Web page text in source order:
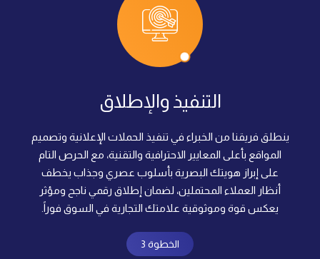
التنفيذ والإطلاق
ينطلق فريقنا من الخبراء في تنفيذ الحملات الإعلانية وتصميم
المواقع بأعلى المعايير الاحترافية والتقنية، مع الحرص التام
على إبراز هويتك البصرية بأسلوب عصري وجذاب يخطف
أنظار العملاء المحتملين، لضمان إطلاق رقمي ناجح ومؤثر
يعكس قوة وموثوقية علامتك التجارية في السوق فوراً.
الخطوة 3